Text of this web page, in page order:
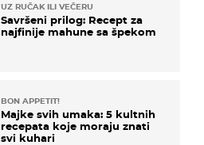
UZ RUČAK ILI VEČERU
Savršeni prilog: Recept za
najfinije mahune sa špekom
BON APPETIT!
Majke svih umaka: 5 kultnih
recepata koje moraju znati
svi kuhari